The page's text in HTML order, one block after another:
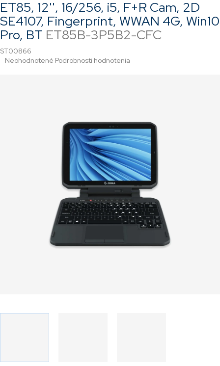
ET85, 12'', 16/256, i5, F+R Cam, 2D
SE4107, Fingerprint, WWAN 4G, Win10
Pro, BT ET85B-3P5B2-CFC
ST00866
Priemerné
Neohodnotené Podrobnosti hodnotenia